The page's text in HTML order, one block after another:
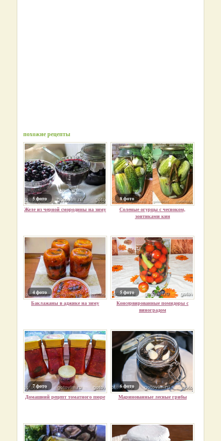
похожие рецепты
5 фото
Желе из черной смородины на зиму
8 фото
Соленые огурцы с чесноком,
зонтиками кин
4 фото
Баклажаны в аджике на зиму
5 фото
Консервированные помидоры с
виноградом
7 фото
Домашний рецепт томатного пюре
6 фото
Маринованные лесные грибы